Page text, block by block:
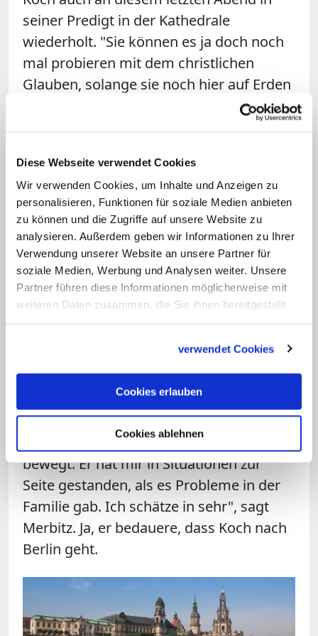
Diese Webseite verwendet Cookies
Wir verwenden Cookies, um Inhalte und Anzeigen zu
personalisieren, Funktionen für soziale Medien anbieten
zu können und die Zugriffe auf unsere Website zu
analysieren. Außerdem geben wir Informationen zu Ihrer
Verwendung unserer Website an unsere Partner für
soziale Medien, Werbung und Analysen weiter. Unsere
Partner führen diese Informationen möglicherweise mit
weiteren Daten zusammen, die Sie ihnen bereitgestellt
verwendet Cookies
Cookies erlauben
Cookies ablehnen
seiner Predigt in der Kathedrale
wiederholt. "Sie können es ja doch noch
mal probieren mit dem christlichen
Glauben, solange sie noch hier auf Erden
weilen", schickt er den Nichtchristen in
den Bankreihen noch einmal hinterher.
Bernd Merbitz ist einer von denen, die
sich als Erwachsene für den Glauben
entschieden haben. Merbitz ist
Landespolizeipräsident von Sachsen und
an diesem Abend in Uniform zur
Verabschiedung von Koch erschienen.
"Ich habe mich beim Bischof bedankt. Er
ist ein Mensch, wie ich selten einen
durchaus bestimmt, dabei aber nicht
bestimmend", sagt Merbitz und ist
erstaunlich offen, als er von seinem ganz
persönlichen Verhältnis zum Bischof
berichtet: "Vor allem hat er in mir einiges
bewegt. Er hat mir in Situationen zur
Seite gestanden, als es Probleme in der
Familie gab. Ich schätze in sehr", sagt
Merbitz. Ja, er bedauere, dass Koch nach
Berlin geht.